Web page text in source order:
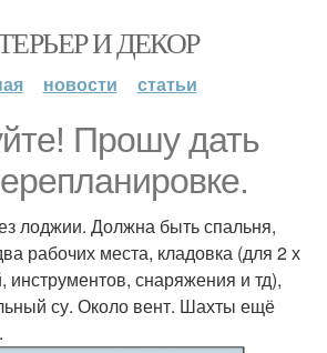
И ДЕКОР
новости статьи
Прошу дать
лоджии. Должна быть спальня,
рабочих места, кладовка (для 2 х
инструментов, снаряжения и тд),
су. Около вент. Шахты ещё